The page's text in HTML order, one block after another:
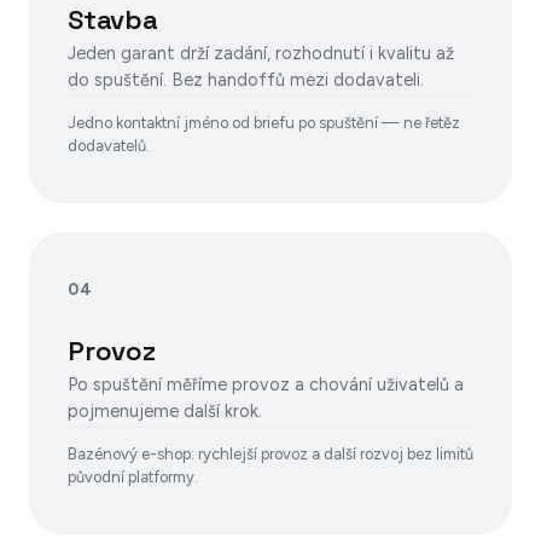
Stavba
Jeden garant drží zadání, rozhodnutí i kvalitu až
do spuštění. Bez handoffů mezi dodavateli.
Jedno kontaktní jméno od briefu po spuštění — ne řetěz
dodavatelů.
04
Provoz
Po spuštění měříme provoz a chování uživatelů a
pojmenujeme další krok.
Bazénový e-shop: rychlejší provoz a další rozvoj bez limitů
původní platformy.